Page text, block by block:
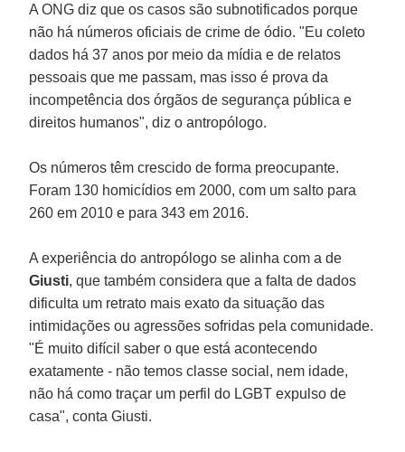
A ONG diz que os casos são subnotificados porque
não há números oficiais de crime de ódio. "Eu coleto
dados há 37 anos por meio da mídia e de relatos
pessoais que me passam, mas isso é prova da
incompetência dos órgãos de segurança pública e
direitos humanos", diz o antropólogo.
Os números têm crescido de forma preocupante.
Foram 130 homicídios em 2000, com um salto para
260 em 2010 e para 343 em 2016.
A experiência do antropólogo se alinha com a de
Giusti, que também considera que a falta de dados
dificulta um retrato mais exato da situação das
intimidações ou agressões sofridas pela comunidade.
"É muito difícil saber o que está acontecendo
exatamente - não temos classe social, nem idade,
não há como traçar um perfil do LGBT expulso de
casa", conta Giusti.